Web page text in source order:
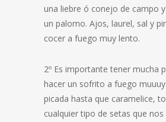
una liebre ó conejo de campo
un palomo. Ajos, laurel, sal y
cocer a fuego muy lento.
2º Es importante tener mucha
hacer un sofrito a fuego
picada hasta que caramelice,
cualquier tipo de setas que nos